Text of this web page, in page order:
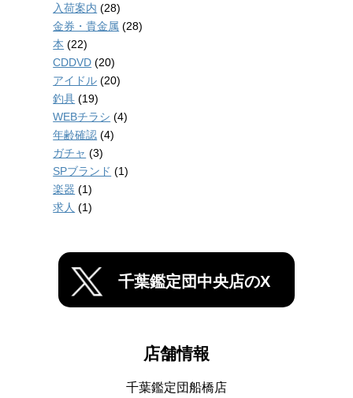
入荷案内 (28)
金券・貴金属 (28)
本 (22)
CDDVD (20)
アイドル (20)
釣具 (19)
WEBチラシ (4)
年齢確認 (4)
ガチャ (3)
SPブランド (1)
楽器 (1)
求人 (1)
千葉鑑定団中央店のX
店舗情報
千葉鑑定団船橋店